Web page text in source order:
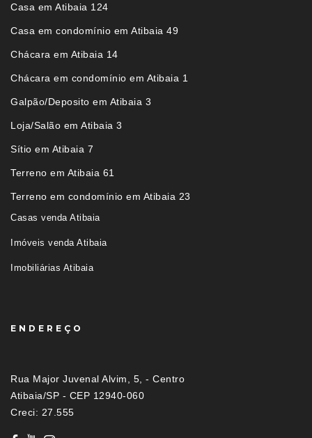
Casa em Atibaia 124
Casa em condomínio em Atibaia 49
Chácara em Atibaia 14
Chácara em condomínio em Atibaia 1
Galpão/Deposito em Atibaia 3
Loja/Salão em Atibaia 3
Sítio em Atibaia 7
Terreno em Atibaia 61
Terreno em condomínio em Atibaia 23
Casas venda Atibaia
Imóveis venda Atibaia
Imobiliárias Atibaia
ENDEREÇO
Rua Major Juvenal Alvim, 5, - Centro
Atibaia/SP - CEP 12940-060
Creci: 27.555